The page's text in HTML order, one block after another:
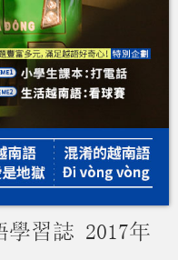
學習誌 2017年